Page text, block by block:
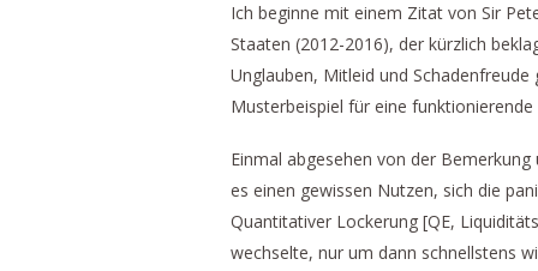
Ich beginne mit einem Zitat von Sir
Staaten (2012-2016), der kürzlich
Unglauben, Mitleid und
Musterbeispiel für eine
Einmal abgesehen von der
es einen gewissen Nutzen, sich die
Quantitativer Lockerung [QE,
wechselte, nur um dann schnellstens